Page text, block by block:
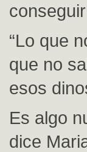
“Lo que
que no
esos
Es algo
dice